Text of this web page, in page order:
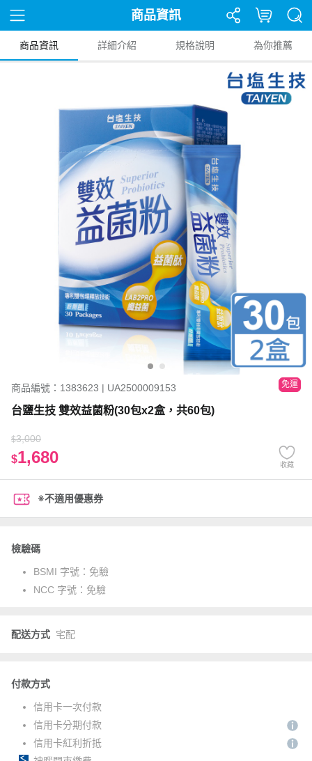
商品資訊
商品資訊 詳細介紹 規格說明 為你推薦
商品編號：1383623 | UA2500009153 免運
台鹽生技 雙效益菌粉(30包x2盒，共60包)
$3,000
$1,680 收藏
※不適用優惠券
檢驗碼
BSMI 字號： 免驗
NCC 字號： 免驗
配送方式 宅配
付款方式
信用卡一次付款
信用卡分期付款
信用卡紅利折抵